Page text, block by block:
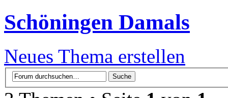
Schöningen Damals
Neues Thema erstellen